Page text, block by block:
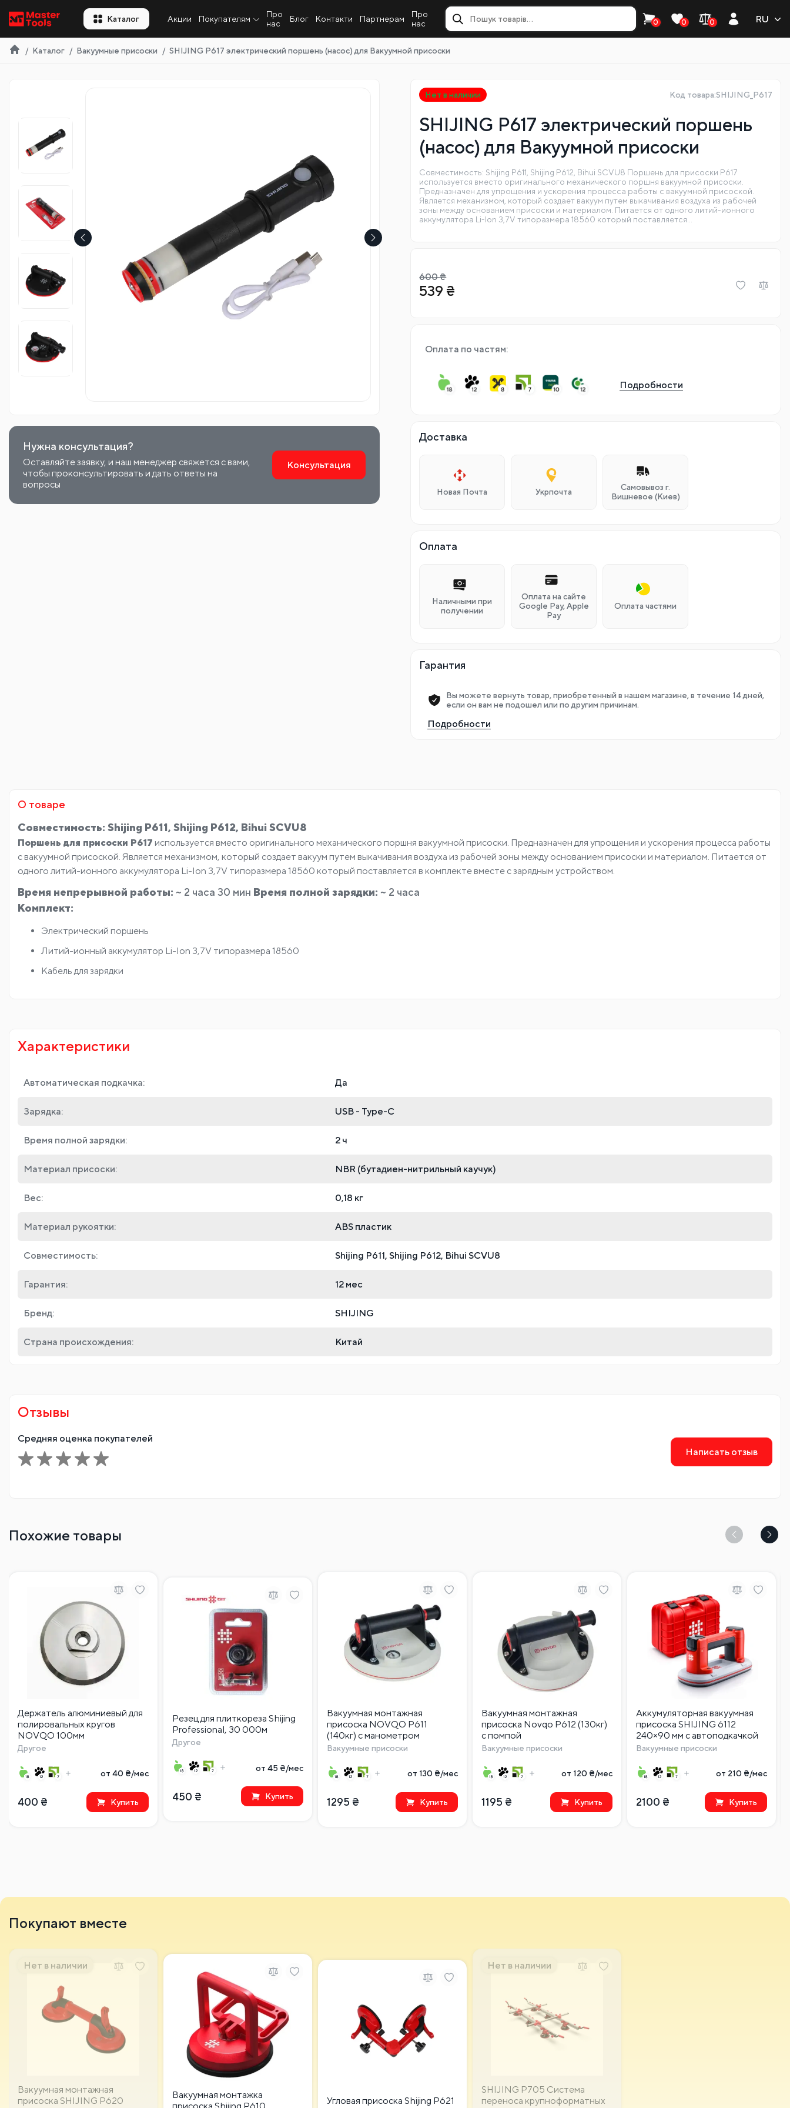
RU
Каталог Акции Покупателям
Про
нас
Блог Контакти Партнерам
Про
нас
0 0 0 RU
Каталог Вакуумные присоски SHIJING P617 электрический поршень (насос) для Вакуумной присоски
Нужна консультация?
Оставляйте заявку, и наш менеджер свяжется с вами,
чтобы проконсультировать и дать ответы на
вопросы
Консультация
Нет в наличии Код товара:SHIJING_P617
SHIJING P617 электрический поршень
(насос) для Вакуумной присоски
Совместимость: Shijing P611, Shijing P612, Bihui SCVU8 Поршень для присоски P617
используется вместо оригинального механического поршня вакуумной присоски.
Предназначен для упрощения и ускорения процесса работы с вакуумной присоской.
Является механизмом, который создает вакуум путем выкачивания воздуха из рабочей
зоны между основанием присоски и материалом. Питается от одного литий-ионного
аккумулятора Li-Ion 3,7V типоразмера 18560 который поставляется…
600₴
539 ₴
Оплата по частям:
Подробности
Доставка
Новая Почта Укрпочта
Самовывоз г.
Вишневое (Киев)
Оплата
Наличными при
получении
Оплата на сайте
Google Pay, Apple
Pay
Оплата частями
Гарантия
Вы можете вернуть товар, приобретенный в нашем магазине, в течение 14 дней,
если он вам не подошел или по другим причинам.
Подробности
О товаре
Совместимость: Shijing P611, Shijing P612, Bihui SCVU8
Поршень для присоски P617 используется вместо оригинального механического поршня вакуумной присоски. Предназначен для упрощения и ускорения процесса работы
с вакуумной присоской. Является механизмом, который создает вакуум путем выкачивания воздуха из рабочей зоны между основанием присоски и материалом. Питается от
одного литий-ионного аккумулятора Li-Ion 3,7V типоразмера 18560 который поставляется в комплекте вместе с зарядным устройством.
Время непрерывной работы: ~ 2 часа 30 мин Время полной зарядки: ~ 2 часа
Комплект:
Электрический поршень
Литий-ионный аккумулятор Li-Ion 3,7V типоразмера 18560
Кабель для зарядки
Характеристики
Автоматическая подкачка: Да
Зарядка: USB - Type-C
Время полной зарядки: 2 ч
Материал присоски: NBR (бутадиен-нитрильный каучук)
Вес: 0,18 кг
Материал рукоятки: ABS пластик
Совместимость: Shijing P611, Shijing P612, Bihui SCVU8
Гарантия: 12 мес
Бренд: SHIJING
Страна происхождения: Китай
Отзывы
Средняя оценка покупателей
Написать отзыв
Похожие товары
Держатель алюминиевый для
полировальных кругов
NOVQO 100мм
Другое
от 40 ₴/мес
400 ₴ Купить
Резец для плиткореза Shijing
Professional, 30 000м
Другое
от 45 ₴/мес
450 ₴ Купить
Вакуумная монтажная
присоска NOVQO P611
(140кг) с манометром
Вакуумные присоски
от 130 ₴/мес
1295 ₴ Купить
Вакуумная монтажная
присоска Novqo P612 (130кг)
с помпой
Вакуумные присоски
от 120 ₴/мес
1195 ₴ Купить
Аккумуляторная вакуумная
присоска SHIJING 6112
240×90 мм с автоподкачкой
Вакуумные присоски
от 210 ₴/мес
2100 ₴ Купить
Покупают вместе
Нет в наличии
Вакуумная монтажная
присоска SHIJING P620
Вакуумная монтажка
Угловая присоска Shijing P621
Нет в наличии
SHIJING P705 Система
переноса крупноформатных